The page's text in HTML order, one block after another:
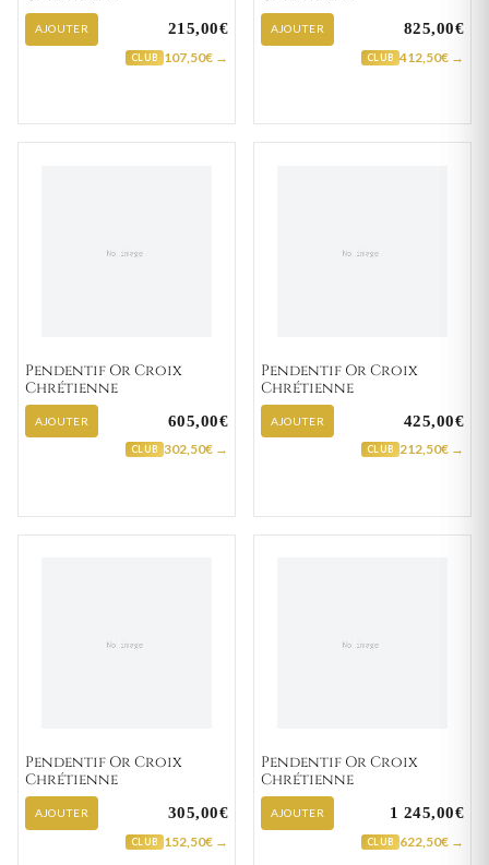
AJOUTER 215,00€
CLUB 107,50€ →
AJOUTER 825,00€
CLUB 412,50€ →
Pendentif Or Croix
Chrétienne
AJOUTER 605,00€
CLUB 302,50€ →
Pendentif Or Croix
Chrétienne
AJOUTER 425,00€
CLUB 212,50€ →
Pendentif Or Croix
Chrétienne
AJOUTER 305,00€
CLUB 152,50€ →
Pendentif Or Croix
Chrétienne
AJOUTER 1 245,00€
CLUB 622,50€ →